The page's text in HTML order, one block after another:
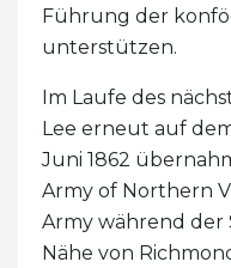
Führung der
unterstützen.
Im Laufe des
Lee erneut auf
Juni 1862
Army of Northern
Army während der
Nähe von